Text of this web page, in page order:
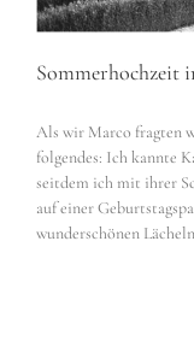
Sommerhochzeit
Als wir Marco fragten
folgendes: Ich kannte
seitdem ich mit ihrer
auf einer
wunderschönen